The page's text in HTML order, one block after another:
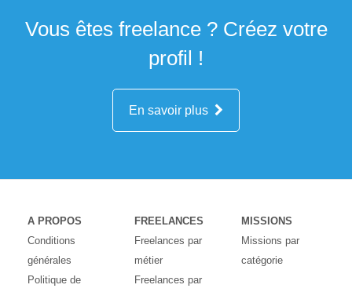
Vous êtes freelance ? Créez votre
profil !
En savoir plus
A PROPOS
Conditions
générales
Politique de
FREELANCES
Freelances par
métier
Freelances par
MISSIONS
Missions par
catégorie